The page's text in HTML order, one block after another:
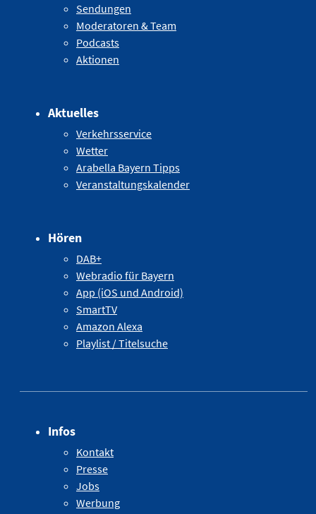
Sendungen
Moderatoren & Team
Podcasts
Aktionen
Aktuelles
Verkehrsservice
Wetter
Arabella Bayern Tipps
Veranstaltungskalender
Hören
DAB+
Webradio für Bayern
App (iOS und Android)
SmartTV
Amazon Alexa
Playlist / Titelsuche
Infos
Kontakt
Presse
Jobs
Werbung